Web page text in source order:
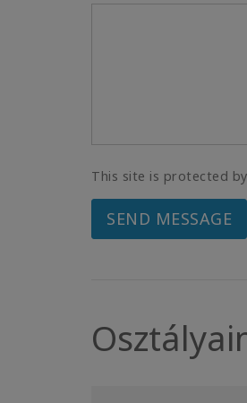
This site is protected
SEND MESSAGE